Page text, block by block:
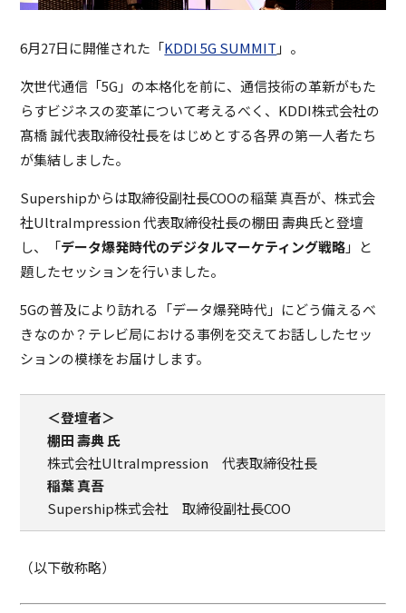
6月27日に開催された「KDDI 5G SUMMIT 」。
次世代通信「5G」の本格化を前に、通信技術の革新がもた
らすビジネスの変革について考えるべく、KDDI株式会社の
髙橋 誠代表取締役社長をはじめとする各界の第一人者たち
が集結しました。
Supershipからは取締役副社長COOの稲葉 真吾が、株式会
社UltraImpression 代表取締役社長の棚田 壽典氏と登壇
し、「データ爆発時代のデジタルマーケティング戦略」と
題したセッションを行いました。
5Gの普及により訪れる「データ爆発時代」にどう備えるべ
きなのか？テレビ局における事例を交えてお話ししたセッ
ションの模様をお届けします。
＜登壇者＞
棚田 壽典 氏
株式会社UltraImpression 代表取締役社長
稲葉 真吾
Supership株式会社 取締役副社長COO
（以下敬称略）